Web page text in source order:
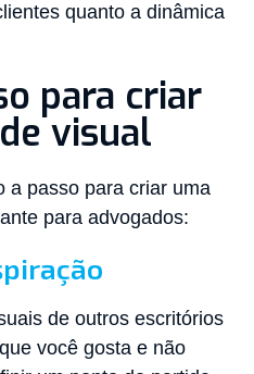
quanto a dinâmica
para criar
visual
a passo para criar uma
para advogados:
de outros escritórios
você gosta e não